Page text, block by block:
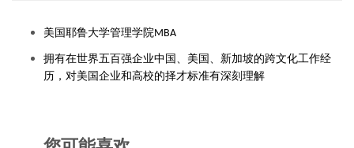
美国耶鲁大学管理学院 MBA
拥有在世界五百强企业中国、美国、新加坡的跨文化工作经
历，对美国企业和高校的择才标准有深刻理解